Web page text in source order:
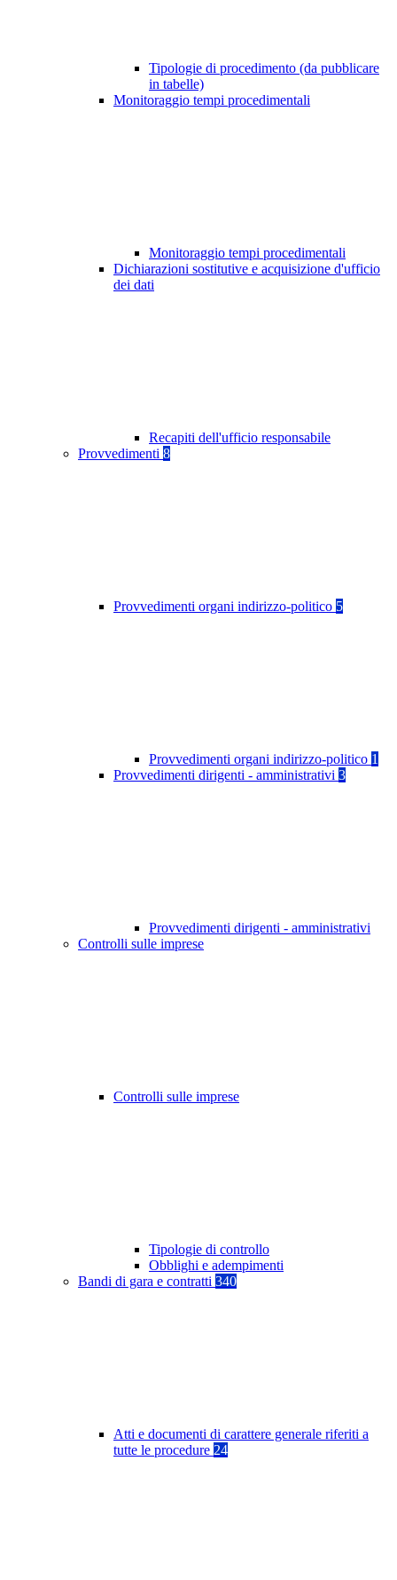
Tipologie di procedimento (da pubblicare
in tabelle)
Monitoraggio tempi procedimentali
Monitoraggio tempi procedimentali
Dichiarazioni sostitutive e acquisizione d'ufficio
dei dati
Recapiti dell'ufficio responsabile
Provvedimenti 8
Provvedimenti organi indirizzo-politico 5
Provvedimenti organi indirizzo-politico 1
Provvedimenti dirigenti - amministrativi 3
Provvedimenti dirigenti - amministrativi
Controlli sulle imprese
Controlli sulle imprese
Tipologie di controllo
Obblighi e adempimenti
Bandi di gara e contratti 340
Atti e documenti di carattere generale riferiti a
tutte le procedure 24